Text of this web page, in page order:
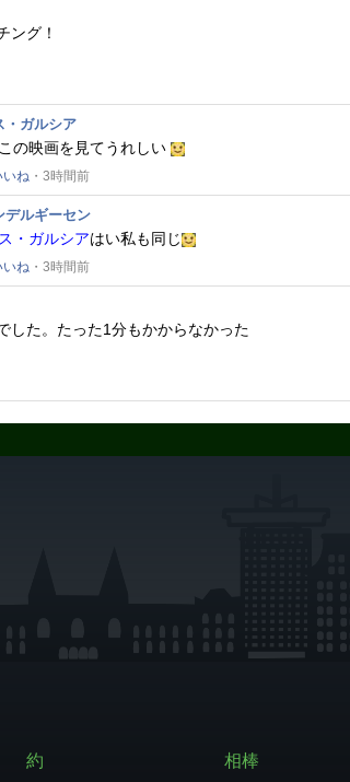
ング！
・ガルシア
の映画を見てうれしい
いね ・3時間前
デルギーセン
・ガルシアはい私も同じ
いね ・3時間前
した。 たった1分もかからなかった
約 相棒